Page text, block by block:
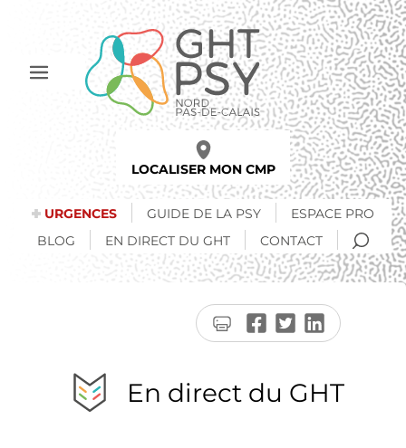
principal
Afficher
LOCALISER MON CMP
URGENCES GUIDE DE LA PSY
ESPACE PRO
BLOG
EN DIRECT DU GHT CONTACT
En direct du GHT
Imprimer
la
Partager
sur
Partager
sur
Partager
sur